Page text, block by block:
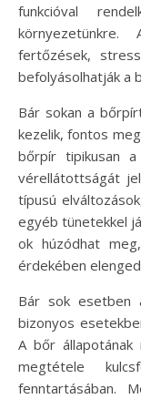
funkcióval
környezetünkre.
fertőzések,
befolyásolhatják a
Bár sokan a
kezelik, fontos
bőrpír tipikusan
vérellátottságát
típusú
egyéb tünetekkel
ok húzódhat
érdekében
Bár sok esetben
bizonyos
A bőr
megtétele
fenntartásában.